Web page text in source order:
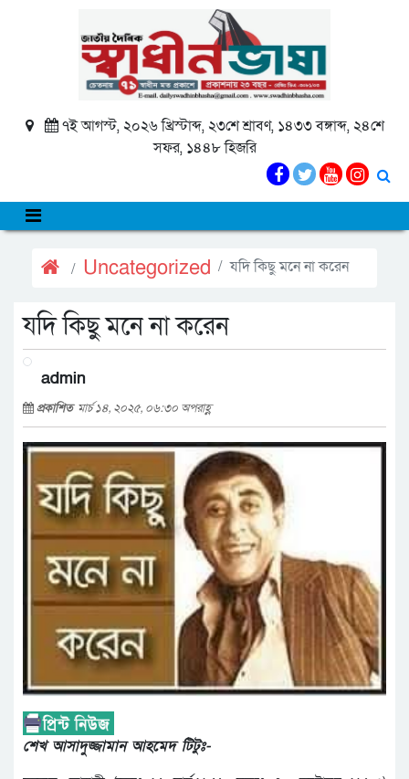
৭ই আগস্ট, ২০২৬ খ্রিস্টাব্দ, ২৩শে শ্রাবণ, ১৪৩৩ বঙ্গাব্দ, ২৪শে
সফর, ১৪৪৮ হিজরি
Uncategorized যদি কিছু মনে না করেন
যদি কিছু মনে না করেন
admin
প্রকাশিত মার্চ ১৪, ২০২৫, ০৬:৩০ অপরাহ্ণ
শেখ আসাদুজ্জামান আহমেদ টিটুঃ-